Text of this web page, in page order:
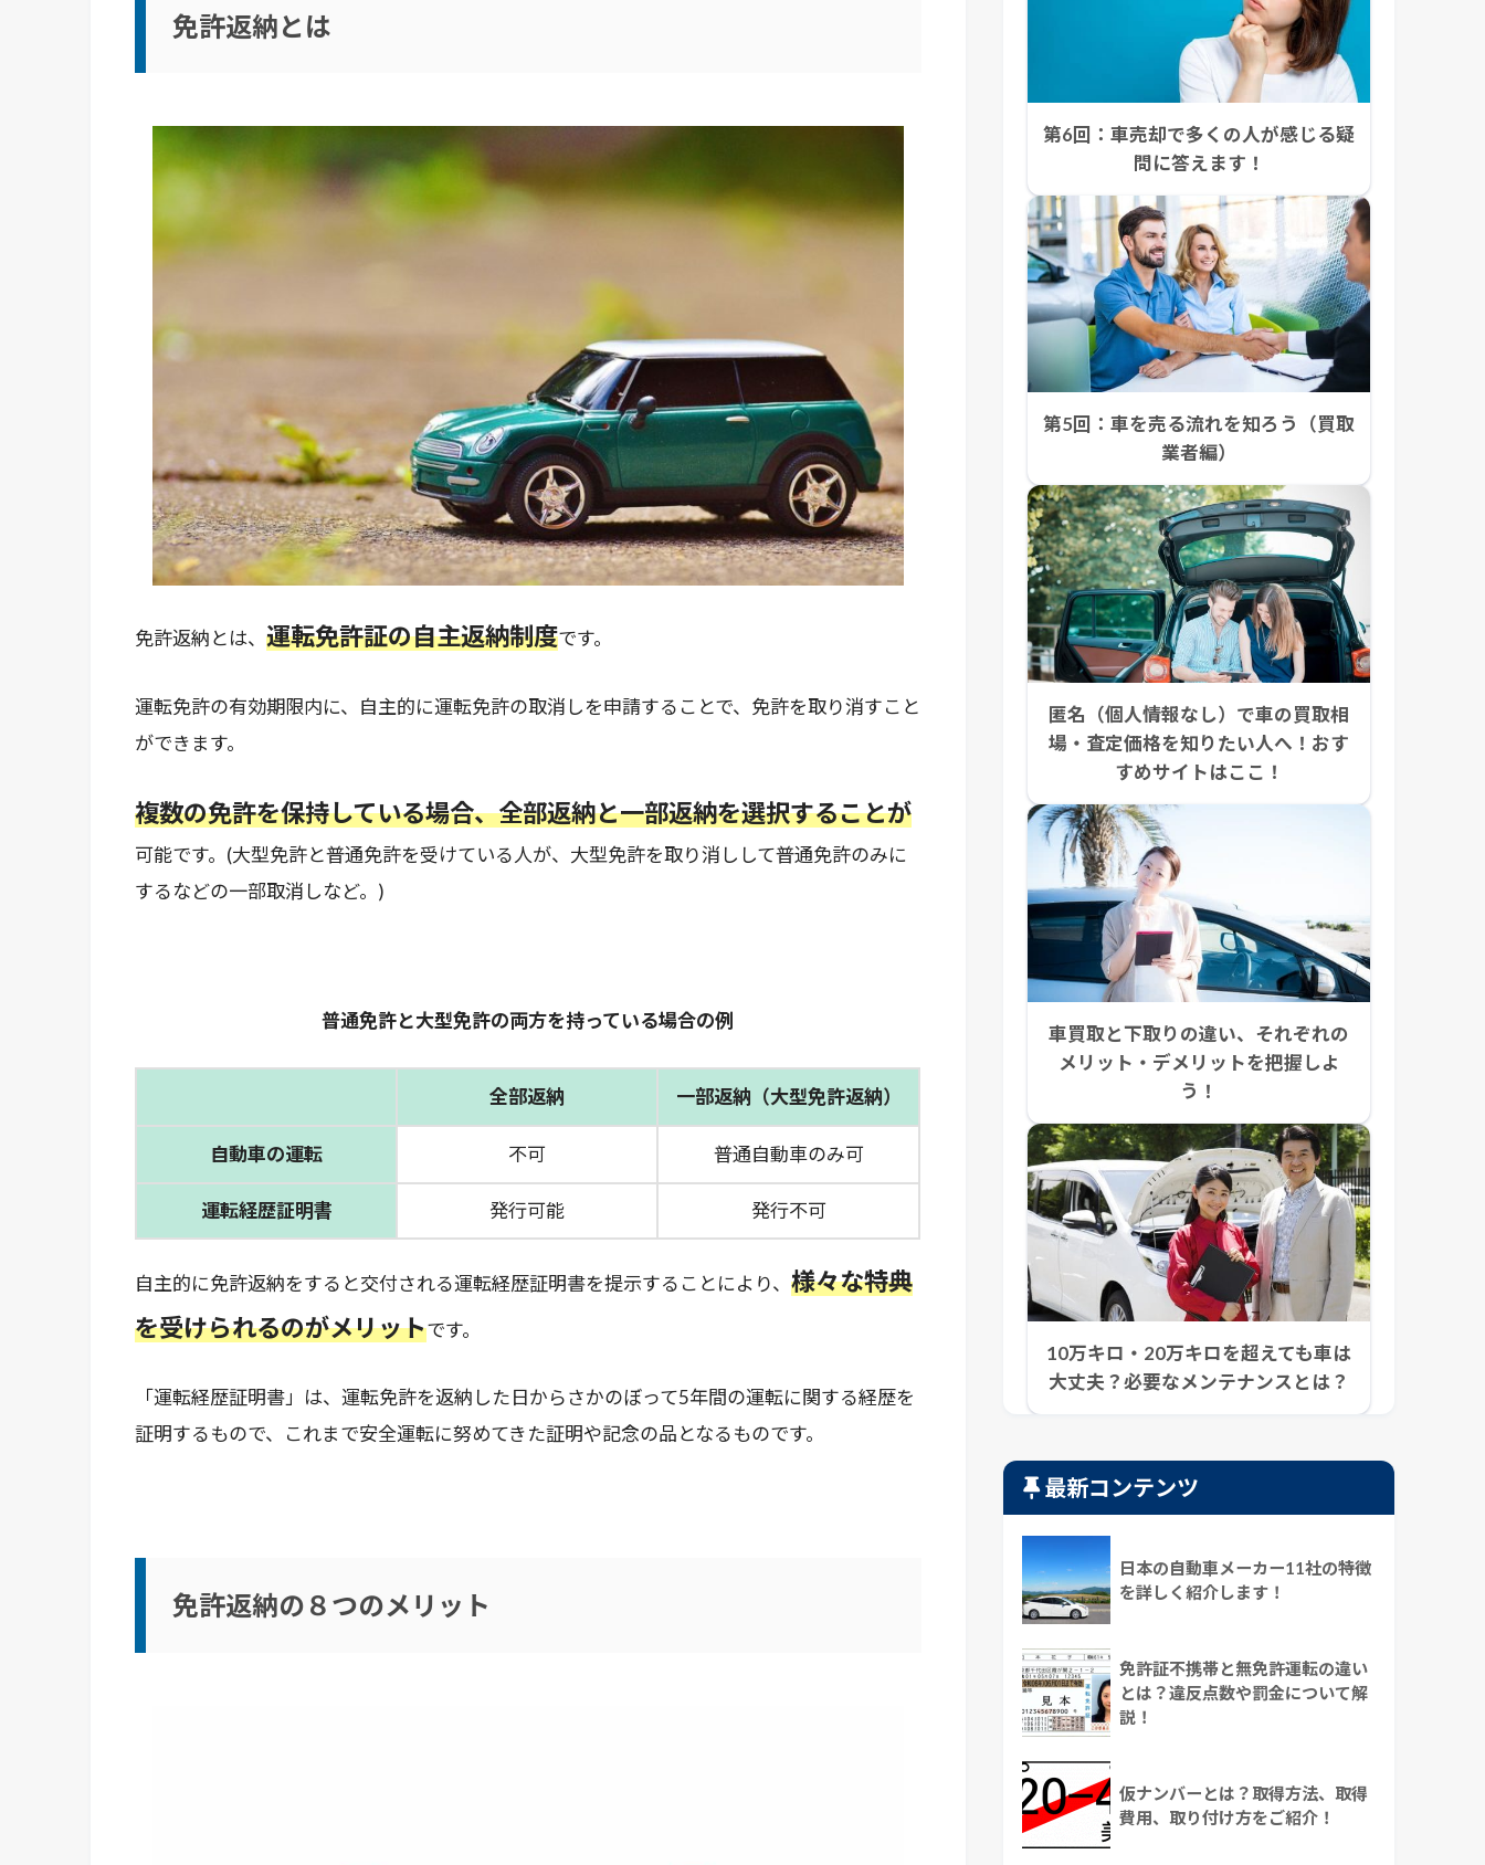
免許返納とは
免許返納とは、 運転免許証の自主返納制度です。
運転免許の有効期限内に、自主的に運転免許の取消しを申請することで、免許を取り消すこと
ができます。
複数の免許を保持している場合、全部返納と一部返納を選択することが
可能です。(大型免許と普通免許を受けている人が、大型免許を取り消しして普通免許のみに
するなどの一部取消しなど。)
普通免許と大型免許の両方を持っている場合の例
全部返納 一部返納（大型免許返納）
自動車の運転 不可 普通自動車のみ可
運転経歴証明書 発行可能 発行不可
自主的に免許返納をすると交付される運転経歴証明書を提示することにより、 様々な特典
を受けられるのがメリットです。
「運転経歴証明書」は、運転免許を返納した日からさかのぼって5年間の運転に関する経歴を
証明するもので、これまで安全運転に努めてきた証明や記念の品となるものです。
免許返納の８つのメリット
第6回：車売却で多くの人が感じる疑
問に答えます！
第5回：車を売る流れを知ろう（買取
業者編）
匿名（個人情報なし）で車の買取相
場・査定価格を知りたい人へ！おす
すめサイトはここ！
車買取と下取りの違い、それぞれの
メリット・デメリットを把握しよ
う！
10万キロ・20万キロを超えても車は
大丈夫？必要なメンテナンスとは？
最新コンテンツ
日本の自動車メーカー11社の特徴
を詳しく紹介します！
免許証不携帯と無免許運転の違い
とは？違反点数や罰金について解
説！
仮ナンバーとは？取得方法、取得
費用、取り付け方をご紹介！